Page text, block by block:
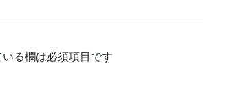
いる欄は必須項目です